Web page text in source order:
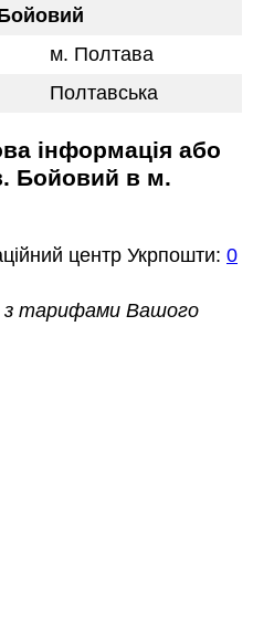
м. Полтава
Полтавська
Бойовий в м.
центр Укрпошти: 0
з тарифами Вашого